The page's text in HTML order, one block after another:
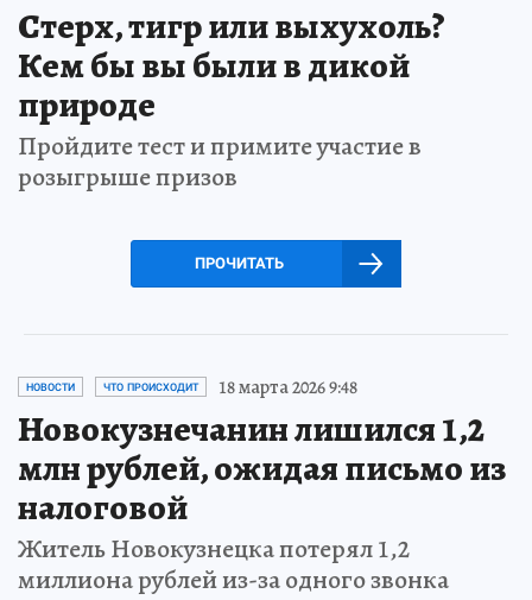
Стерх, тигр или выхухоль?
Кем бы вы были в дикой
природе
Пройдите тест и примите участие в
розыгрыше призов
ПРОЧИТАТЬ
НОВОСТИ ЧТО ПРОИСХОДИТ 18 марта 2026 9:48
Новокузнечанин лишился 1,2
млн рублей, ожидая письмо из
налоговой
Житель Новокузнецка потерял 1,2
миллиона рублей из-за одного звонка